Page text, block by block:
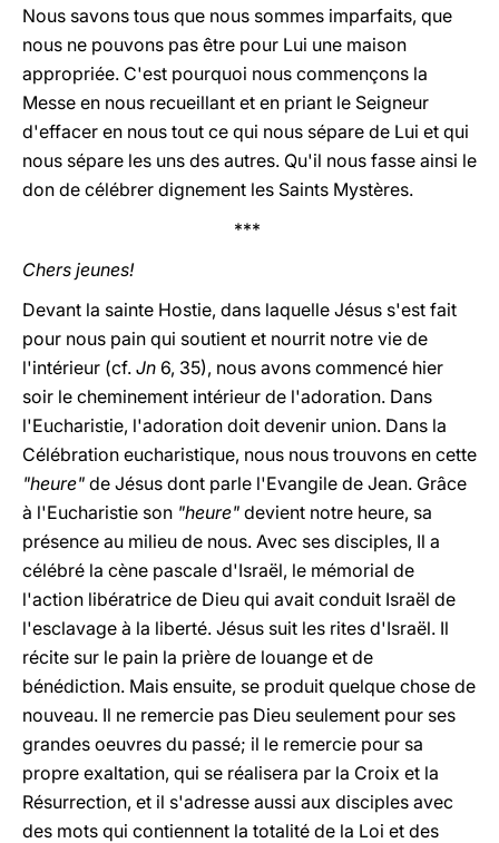
Nous savons tous que nous sommes imparfaits, que
nous ne pouvons pas être pour Lui une maison
appropriée. C'est pourquoi nous commençons la
Messe en nous recueillant et en priant le Seigneur
d'effacer en nous tout ce qui nous sépare de Lui et qui
nous sépare les uns des autres. Qu'il nous fasse ainsi le
don de célébrer dignement les Saints Mystères.
***
Chers jeunes!
Devant la sainte Hostie, dans laquelle Jésus s'est fait
pour nous pain qui soutient et nourrit notre vie de
l'intérieur (cf. Jn 6, 35), nous avons commencé hier
soir le cheminement intérieur de l'adoration. Dans
l'Eucharistie, l'adoration doit devenir union. Dans la
Célébration eucharistique, nous nous trouvons en cette
"heure" de Jésus dont parle l'Evangile de Jean. Grâce
à l'Eucharistie son "heure" devient notre heure, sa
présence au milieu de nous. Avec ses disciples, Il a
célébré la cène pascale d'Israël, le mémorial de
l'action libératrice de Dieu qui avait conduit Israël de
l'esclavage à la liberté. Jésus suit les rites d'Israël. Il
récite sur le pain la prière de louange et de
bénédiction. Mais ensuite, se produit quelque chose de
nouveau. Il ne remercie pas Dieu seulement pour ses
grandes oeuvres du passé; il le remercie pour sa
propre exaltation, qui se réalisera par la Croix et la
Résurrection, et il s'adresse aussi aux disciples avec
des mots qui contiennent la totalité de la Loi et des